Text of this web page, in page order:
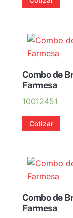
Combo de
Farmesa
10012451
Cotizar
Combo de
Farmesa